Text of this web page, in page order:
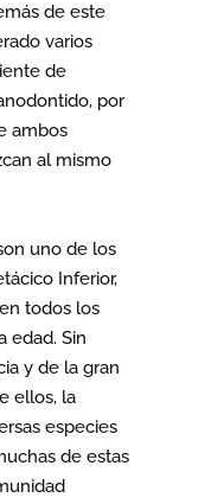
de este
varios
de
por
ambos
al mismo
uno de los
Inferior,
todos los
edad. Sin
y de la gran
ellos, la
especies
de estas